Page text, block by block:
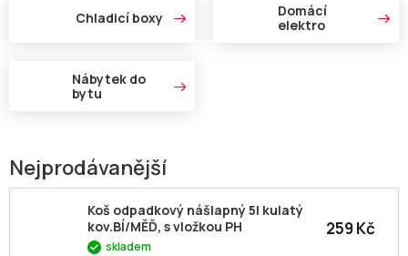
Chladicí boxy
Domácí
elektro
Nábytek do
bytu
Nejprodávanější
Koš odpadkový nášlapný 5l kulatý
kov.BÍ/MĚĎ, s vložkou PH
skladem
259 Kč